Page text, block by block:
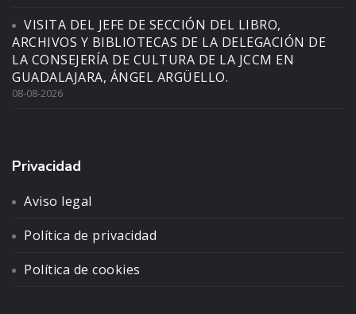
VISITA DEL JEFE DE SECCIÓN DEL LIBRO,
ARCHIVOS Y BIBLIOTECAS DE LA DELEGACIÓN DE
LA CONSEJERÍA DE CULTURA DE LA JCCM EN
GUADALAJARA, ÁNGEL ARGÜELLO.
08-08-2026
Privacidad
Aviso legal
Política de privacidad
Política de cookies